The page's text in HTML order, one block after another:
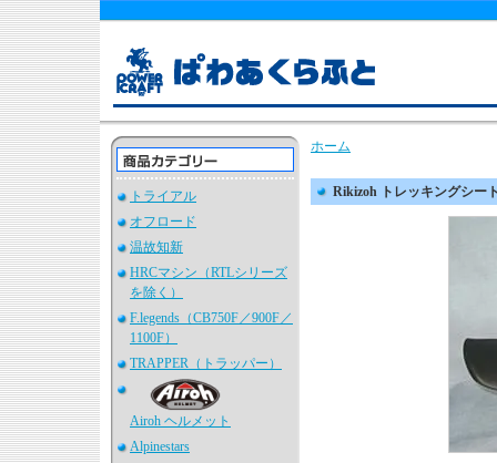
トライアル
オフロード
温故知新
HRCマシン（RTLシリーズ
を除く）
F.legends（CB750F／900F／
1100F）
TRAPPER（トラッパー）
Airoh ヘルメット
Alpinestars
ホーム
Rikizoh トレッキングシー